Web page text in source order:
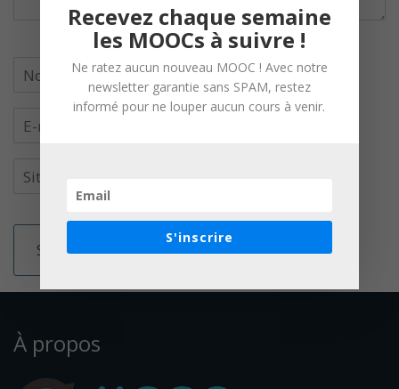
À propos
Recevez chaque semaine
les MOOCs à suivre !
Ne ratez aucun nouveau MOOC ! Avec notre
newsletter garantie sans SPAM, restez
informé pour ne louper aucun cours à venir.
S'inscrire